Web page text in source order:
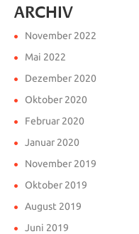
ARCHIV
November 2022
Mai 2022
Dezember 2020
Oktober 2020
Februar 2020
Januar 2020
November 2019
Oktober 2019
August 2019
Juni 2019